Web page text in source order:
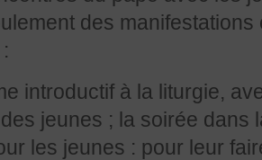
des
introductif à la liturgie,
jeunes ; la soirée dans
les jeunes : pour leur